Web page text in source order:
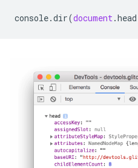
console.dir(document.head